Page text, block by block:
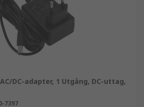
AC/DC-adapter, 1 Utgång, DC-uttag,
7397